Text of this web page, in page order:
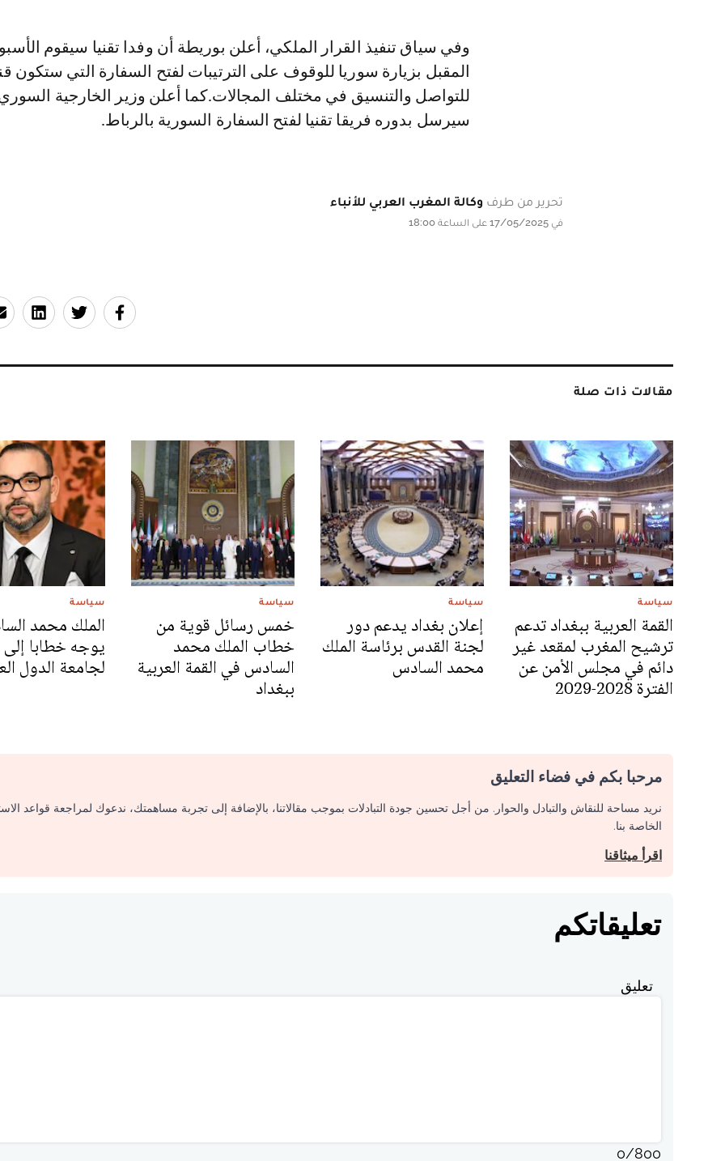
وفي سياق تنفيذ القرار الملكي، أعلن بوريطة أن وفدا تقنيا سيقوم
المقبل بزيارة سوريا للوقوف على الترتيبات لفتح السفارة التي ستكون
للتواصل والتنسيق في مختلف المجالات.كما أعلن وزير الخارجية
سيرسل بدوره فريقا تقنيا لفتح السفارة السورية بالرباط.
تحرير من طرف وكالة المغرب العربي للأنباء
في 17/05/2025 على الساعة 18:00
مقالات ذات صلة
سياسة
القمة العربية ببغداد تدعم
ترشيح المغرب لمقعد غير
دائم في مجلس الأمن عن
الفترة 2028-2029
سياسة
إعلان بغداد يدعم دور
لجنة القدس برئاسة الملك
محمد السادس
سياسة
خمس رسائل قوية من
خطاب الملك محمد
السادس في القمة العربية
ببغداد
سياسة
الملك محمد
لجامعة الدول
مرحبا بكم في فضاء التعليق
نريد مساحة للنقاش والتبادل والحوار. من أجل تحسين جودة التبادلات بموجب مقالاتنا، بالإضافة إلى تجربة مساهمتك، ندعوك لمراجعة قواعد
الخاصة بنا.
اقرأ ميثاقنا
تعليقاتكم
تعليق
0/800